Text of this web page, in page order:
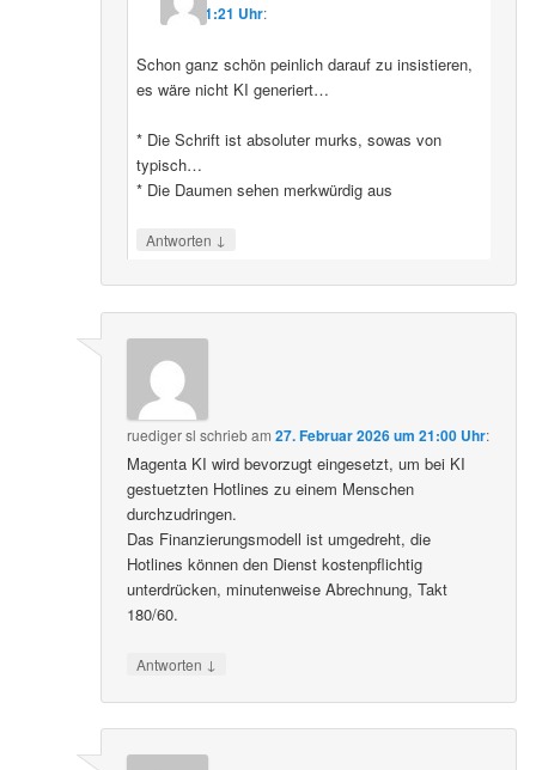
11:21 Uhr:
Schon ganz schön peinlich darauf zu insistieren,
es wäre nicht KI generiert…
* Die Schrift ist absoluter murks, sowas von
typisch…
* Die Daumen sehen merkwürdig aus
Antworten ↓
ruediger sl schriebam27. Februar 2026 um 21:00 Uhr:
Magenta KI wird bevorzugt eingesetzt, um bei KI
gestuetzten Hotlines zu einem Menschen
durchzudringen.
Das Finanzierungsmodell ist umgedreht, die
Hotlines können den Dienst kostenpflichtig
unterdrücken, minutenweise Abrechnung, Takt
180/60.
Antworten ↓